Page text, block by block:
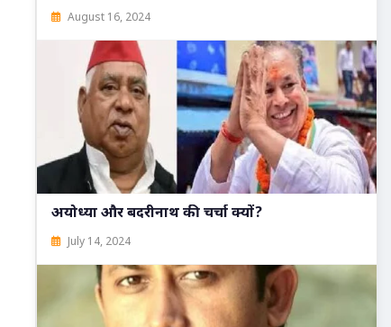
August 16, 2024
अयोध्या और बदरीनाथ की चर्चा क्यों?
July 14, 2024